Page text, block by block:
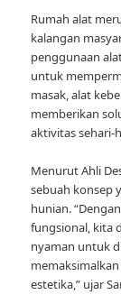
Rumah alat
kalangan
penggunaan
untuk
masak, alat
memberikan
aktivitas sehari-
Menurut Ahli
sebuah konsep
hunian.
fungsional, kita
nyaman untuk
estetika,” ujar